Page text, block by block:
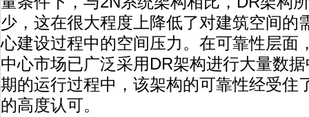
少，这在很大程度上降低了对建筑空间的
心建设过程中的空间压力。在可靠性层面
中心市场已广泛采用DR架构进行大量数
期的运行过程中，该架构的可靠性经受住
的高度认可。